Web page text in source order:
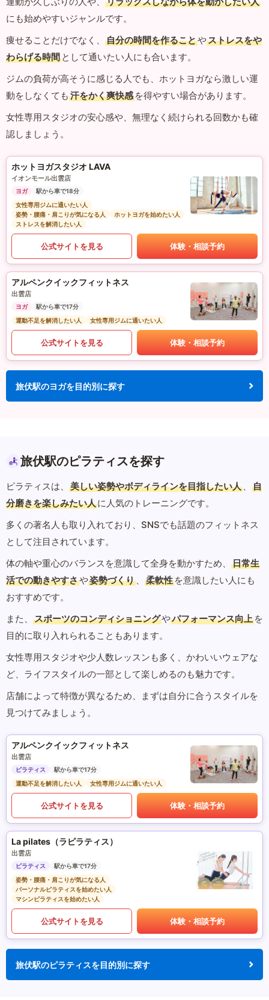
にも始めやすいジャンルです。
痩せることだけでなく、
自分の時間を作ることやストレスをや
わらげる時間 として通いたい人にも合います。
ジムの負荷が高そうに感じる人でも、ホットヨガなら激しい運
動をしなくても 汗をかく爽快感 を得やすい場合があります。
女性専用スタジオの安心感や、無理なく続けられる回数かも確
認しましょう。
ホットヨガスタジオ LAVA
イオンモール出雲店
ヨガ
駅から車で18分
女性専用ジムに通いたい人
姿勢・腰痛・肩こりが気になる人
ホットヨガを始めたい人
ストレスを解消したい人
公式サイトを見る 体験・相談予約
アルペンクイックフィットネス
出雲店
ヨガ
駅から車で17分
運動不足を解消したい人
女性専用ジムに通いたい人
公式サイトを見る 体験・相談予約
旅伏駅のヨガを目的別に探す
旅伏駅のピラティスを探す
ピラティスは、 美しい姿勢やボディラインを目指したい人 、
自
分磨きを楽しみたい人に人気のトレーニングです。
多くの著名人も取り入れており、SNSでも話題のフィットネス
として注目されています。
体の軸や重心のバランスを意識して全身を動かすため、
日常生
活での動きやすさや姿勢づくり 、 柔軟性 を意識したい人にも
おすすめです。
また、
スポーツのコンディショニングやパフォーマンス向上 を
目的に取り入れられることもあります。
女性専用スタジオや少人数レッスンも多く、かわいいウェアな
ど、ライフスタイルの一部として楽しめるのも魅力です。
店舗によって特徴が異なるため、まずは自分に合うスタイルを
見つけてみましょう。
アルペンクイックフィットネス
出雲店
ピラティス
駅から車で17分
運動不足を解消したい人
女性専用ジムに通いたい人
公式サイトを見る 体験・相談予約
La pilates（ラピラティス）
出雲店
ピラティス
駅から車で17分
姿勢・腰痛・肩こりが気になる人
パーソナルピラティスを始めたい人
マシンピラティスを始めたい人
公式サイトを見る 体験・相談予約
旅伏駅のピラティスを目的別に探す